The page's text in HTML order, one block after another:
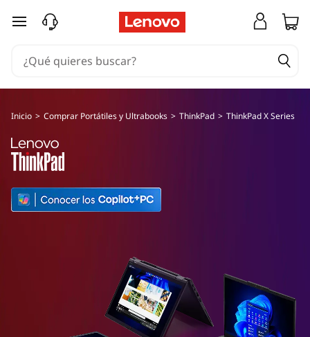
T
k
P
a
Ir al contenido principal
Inicio > Comprar Portátiles y Ultrabooks > ThinkPad > ThinkPad X Series